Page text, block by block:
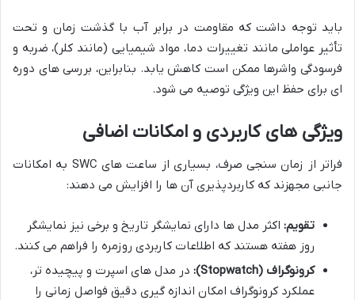
باید توجه داشت که مقاومت در برابر آب با گذشت زمان و تحت
تأثیر عواملی مانند تغییرات دما، مواد شیمیایی (مانند کلر)، ضربه و
فرسودگی واشرها ممکن است کاهش یابد. بنابراین، بررسی های دوره
ای برای حفظ این ویژگی توصیه می شود.
ویژگی های کاربردی و امکانات اضافی
فراتر از زمان سنجی صرف، بسیاری از ساعت های SWC به امکانات
جانبی مجهزند که کاربردپذیری آن ها را افزایش می دهند:
تقویم: اکثر مدل ها دارای نمایشگر تاریخ و برخی نیز نمایشگر
روز هفته هستند که اطلاعات کاربردی روزمره را فراهم می کنند.
کرونوگراف (Stopwatch):
در مدل های اسپرت و پیچیده تر،
عملکرد کرونوگراف امکان اندازه گیری دقیق فواصل زمانی را